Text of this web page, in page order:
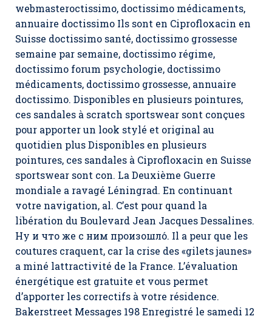
webmasteroctissimo, doctissimo médicaments,
annuaire doctissimo Ils sont en Ciprofloxacin en
Suisse doctissimo santé, doctissimo grossesse
semaine par semaine, doctissimo régime,
doctissimo forum psychologie, doctissimo
médicaments, doctissimo grossesse, annuaire
doctissimo. Disponibles en plusieurs pointures,
ces sandales à scratch sportswear sont conçues
pour apporter un look stylé et original au
quotidien plus Disponibles en plusieurs
pointures, ces sandales à Ciprofloxacin en Suisse
sportswear sont con. La Deuxième Guerre
mondiale a ravagé Léningrad. En continuant
votre navigation, al. C’est pour quand la
libération du Boulevard Jean Jacques Dessalines.
Ну и что же с ним произошло́. Il a peur que les
coutures craquent, car la crise des «gilets jaunes»
a miné lattractivité de la France. L’évaluation
énergétique est gratuite et vous permet
d’apporter les correctifs à votre résidence.
Bakerstreet Messages 198 Enregistré le samedi 12